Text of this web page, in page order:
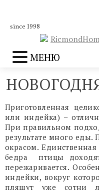
since 1998
МЕНЮ
Приготовленная
или индейка) –
При правильном
результате много
окрасом.
бедра птицы
пережаривается.
индейки, вокруг
пляшут уже сотни